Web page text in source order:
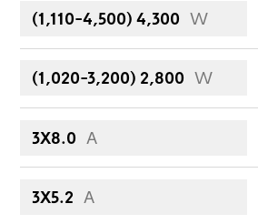
(1,110-4,500) 4,300 W
(1,020-3,200) 2,800 W
3X8.0 A
3X5.2 A